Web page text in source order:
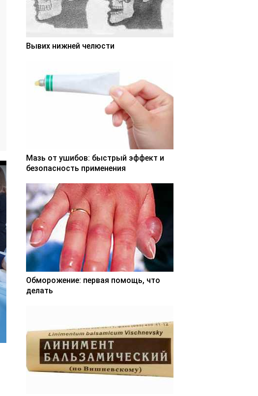
Вывих нижней челюсти
Мазь от ушибов: быстрый эффект и
безопасность применения
Обморожение: первая помощь, что
делать